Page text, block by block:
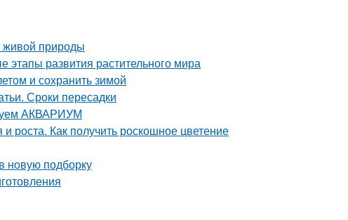
живой природы
этапы развития растительного мира
и сохранить зимой
Сроки пересадки
АКВАРИУМ
роста. Как получить роскошное цветение
новую подборку